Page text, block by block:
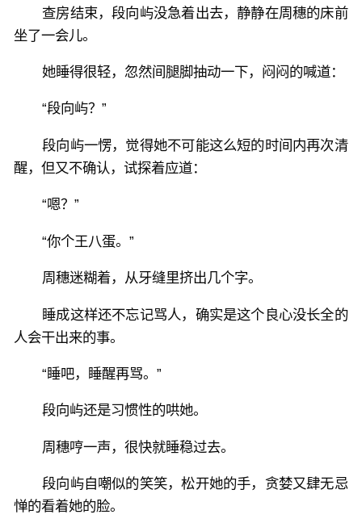
查房结束，段向屿没急着出去，静静在周穗的床前
坐了一会儿。
她睡得很轻，忽然间腿脚抽动一下，闷闷的喊道：
“段向屿？”
段向屿一愣，觉得她不可能这么短的时间内再次清
醒，但又不确认，试探着应道：
“嗯？”
“你个王八蛋。”
周穗迷糊着，从牙缝里挤出几个字。
睡成这样还不忘记骂人，确实是这个良心没长全的
人会干出来的事。
“睡吧，睡醒再骂。”
段向屿还是习惯性的哄她。
周穗哼一声，很快就睡稳过去。
段向屿自嘲似的笑笑，松开她的手，贪婪又肆无忌
惮的看着她的脸。